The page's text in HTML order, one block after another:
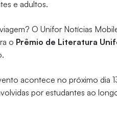
e adultos.
O Unifor Notícias
o Prêmio de Literatura
acontece no próximo dia
por estudantes ao